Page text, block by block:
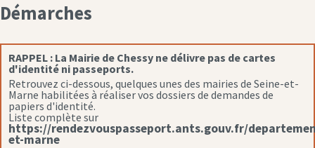
Démarches
RAPPEL : La Mairie de Chessy ne délivre pas de cartes
d'identité ni passeports.
Retrouvez ci-dessous, quelques unes des mairies de Seine-et-
Marne habilitées à réaliser vos dossiers de demandes de
papiers d'identité.
Liste complète sur
https://rendezvouspasseport.ants.gouv.fr/
et-marne